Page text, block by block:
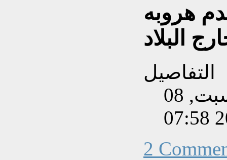
هروبه
البلاد
التفاصيل
تم إنشاءه بتاريخ السبت, 08
2